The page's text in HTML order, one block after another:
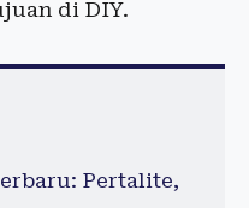
di DIY.
Pertalite,